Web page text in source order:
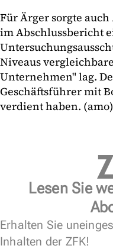
Für Ärger sorgte auch
im Abschlussbericht
Niveaus
Unternehmen" lag.
Geschäftsführer mit
verdient haben. (amo)
Lesen Sie
Erhalten Sie
Inhalten der ZFK!